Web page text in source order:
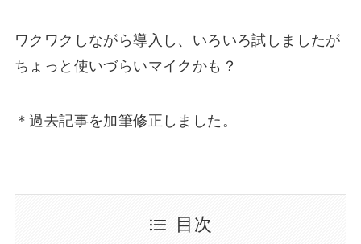
ワクワクしながら導入し、いろいろ試しましたが
ちょっと使いづらいマイクかも？
＊過去記事を加筆修正しました。
目次